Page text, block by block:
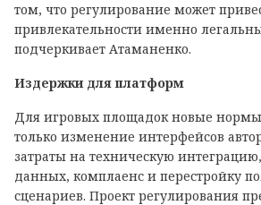
том, что регулирование может
привлекательности именно
подчеркивает Атаманенко.
Издержки для платформ
Для игровых площадок новые нормы
только изменение интерфейсов
затраты на техническую
данных, комплаенс и перестройку
сценариев. Проект регулирования